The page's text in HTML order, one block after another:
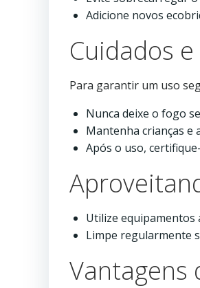
Adicione novos
Cuidados
Para garantir um uso
Nunca deixe o fogo
Mantenha crianças e
Após o uso,
Utilize equipamentos
Limpe regularmente
Vantagens